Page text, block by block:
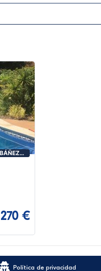
270 €
Política de privacidad